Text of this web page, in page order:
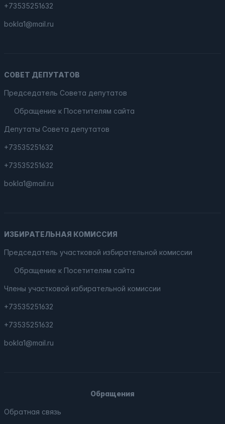
+73535251632
bokla1@mail.ru
СОВЕТ ДЕПУТАТОВ
Председатель Совета депутатов
Обращение к Посетителям сайта
Депутаты Совета депутатов
+73535251632
+73535251632
bokla1@mail.ru
ИЗБИРАТЕЛЬНАЯ КОМИССИЯ
Председатель участковой избирательной комиссии
Обращение к Посетителям сайта
Члены участковой избирательной комиссии
+73535251632
+73535251632
bokla1@mail.ru
Обращения
Обратная связь